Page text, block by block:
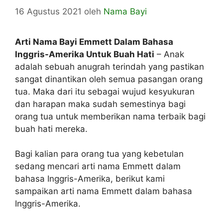
16 Agustus 2021 oleh Nama Bayi
Arti Nama Bayi Emmett Dalam Bahasa
Inggris-Amerika Untuk Buah Hati – Anak
adalah sebuah anugrah terindah yang pastikan
sangat dinantikan oleh semua pasangan orang
tua. Maka dari itu sebagai wujud kesyukuran
dan harapan maka sudah semestinya bagi
orang tua untuk memberikan nama terbaik bagi
buah hati mereka.
Bagi kalian para orang tua yang kebetulan
sedang mencari arti nama Emmett dalam
bahasa Inggris-Amerika, berikut kami
sampaikan arti nama Emmett dalam bahasa
Inggris-Amerika.